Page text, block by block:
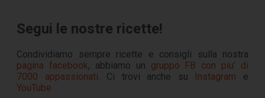
Segui le nostre ricette!
Condividiamo sempre ricette e consigli sulla nostra
pagina facebook, abbiamo un gruppo FB con piu’ di
7000 appassionati. Ci trovi anche su Instagram e
YouTube